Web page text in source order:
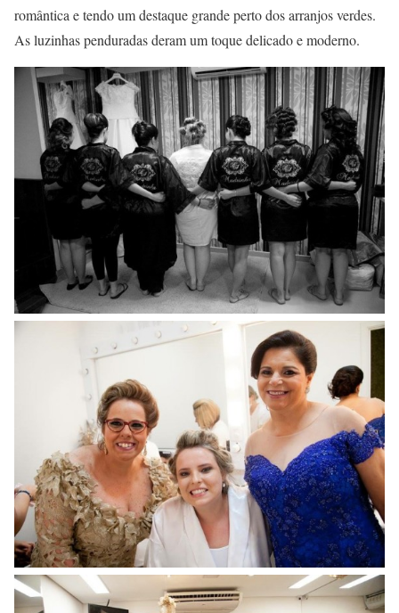
romântica e tendo um destaque grande perto dos arranjos verdes.
As luzinhas penduradas deram um toque delicado e moderno.